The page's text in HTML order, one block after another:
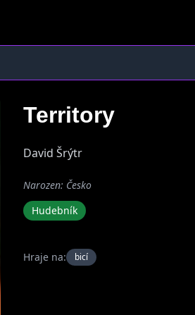
Territory
David Šrýtr
Narozen: Česko
Hudebník
Hraje na: bicí